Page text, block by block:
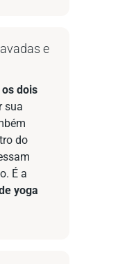
e
dois
sua
do
É a
yoga